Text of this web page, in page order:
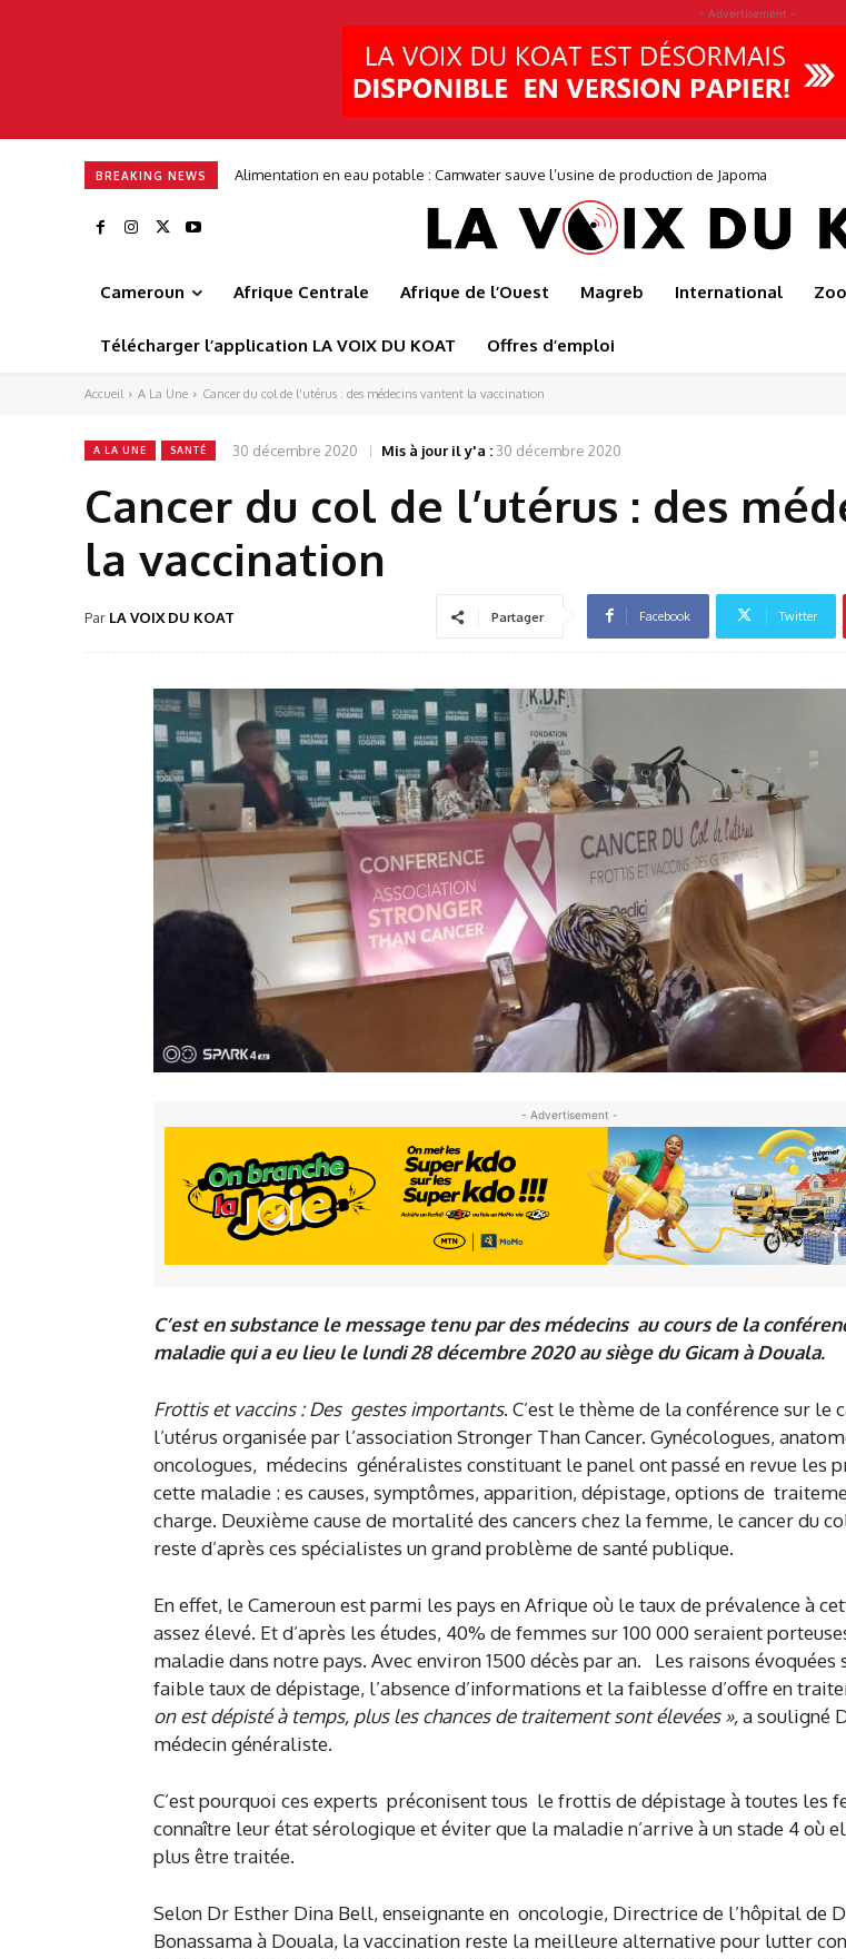
- Advertisement -
BREAKING NEWS Entrepreneuriat : ITGStore mise sur 30 jeunes pour faire éclore une nouvelle génération
Cameroun Afrique Centrale Afrique de l’Ouest Magreb International
Télécharger l’application LA VOIX DU KOAT Offres d’emploi
Accueil A La Une Cancer du col de l’utérus : des médecins vantent la vaccination
A LA UNE SANTÉ 30 décembre 2020 Mis à jour il y'a : 30 décembre 2020
Cancer du col de l’utérus : des
la vaccination
Par LA VOIX DU KOAT Partager Facebook Twitter
- Advertisement -
C’est en substance le message tenu par des médecins au cours de la
maladie qui a eu lieu le lundi 28 décembre 2020 au siège du Gicam à Douala.
Frottis et vaccins : Des gestes importants. C’est le thème de la conférence sur le
l’utérus organisée par l’association Stronger Than Cancer. Gynécologues,
oncologues, médecins généralistes constituant le panel ont passé en revue les
cette maladie : es causes, symptômes, apparition, dépistage, options de
charge. Deuxième cause de mortalité des cancers chez la femme, le cancer du
reste d’après ces spécialistes un grand problème de santé publique.
En effet, le Cameroun est parmi les pays en Afrique où le taux de prévalence à
assez élevé. Et d’après les études, 40% de femmes sur 100 000 seraient
maladie dans notre pays. Avec environ 1500 décès par an. Les raisons évoquées
faible taux de dépistage, l’absence d’informations et la faiblesse d’offre en
on est dépisté à temps, plus les chances de traitement sont élevées »,a souligné
médecin généraliste.
C’est pourquoi ces experts préconisent tous le frottis de dépistage à toutes les
connaître leur état sérologique et éviter que la maladie n’arrive à un stade 4 où
plus être traitée.
Selon Dr Esther Dina Bell, enseignante en oncologie, Directrice de l’hôpital de
Bonassama à Douala, la vaccination reste la meilleure alternative pour lutter